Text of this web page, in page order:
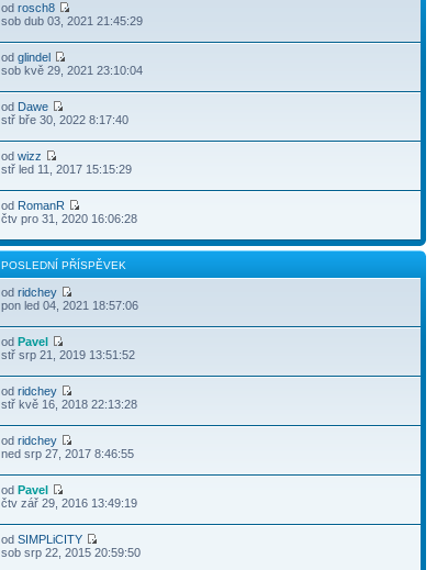
odrosch8
sob dub 03, 2021 21:45:29
odglindel
sob kvě 29, 2021 23:10:04
od Dawe
stř bře 30, 2022 8:17:40
odwizz
stř led 11, 2017 15:15:29
od RomanR
čtv pro 31, 2020 16:06:28
POSLEDNÍ PŘÍSPĚVEK
odridchey
pon led 04, 2021 18:57:06
odPavel
stř srp 21, 2019 13:51:52
odridchey
stř kvě 16, 2018 22:13:28
odridchey
ned srp 27, 2017 8:46:55
odPavel
čtv zář 29, 2016 13:49:19
odSIMPLiCITY
sob srp 22, 2015 20:59:50